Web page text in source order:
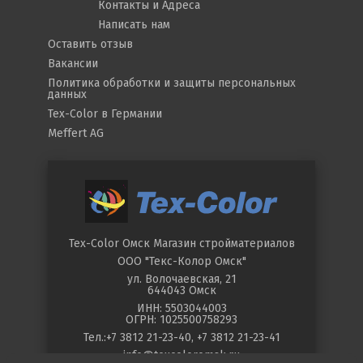
Контакты и Адреса
Написать нам
Оставить отзыв
Вакансии
Политика обработки и защиты персональных
данных
Tex-Color в Германии
Meffert AG
Tex-Color ОмскМагазин стройматериалов
ООО "Текс-Колор Омск"
ул. Волочаевская, 21
644043 Омск
ИНН: 5503044003
ОГРН: 1025500758293
Тел.:+7 3812 21-23-40, +7 3812 21-23-41
info@texcoloromsk.ru